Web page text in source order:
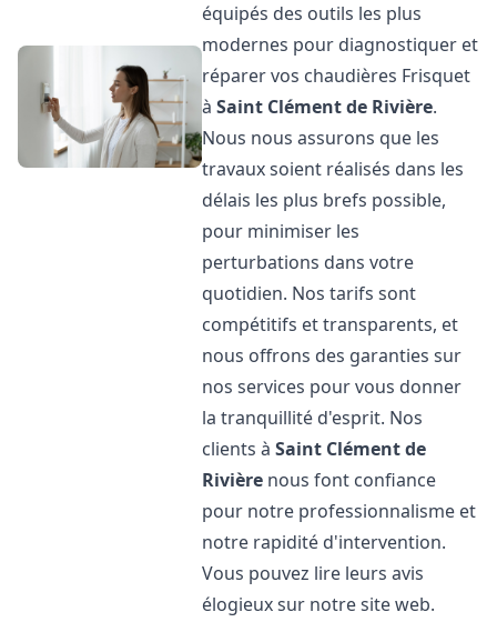
équipés des outils les plus
modernes pour diagnostiquer et
réparer vos chaudières Frisquet
àSaint Clément de Rivière.
Nous nous assurons que les
travaux soient réalisés dans les
délais les plus brefs possible,
pour minimiser les
perturbations dans votre
quotidien. Nos tarifs sont
compétitifs et transparents, et
nous offrons des garanties sur
nos services pour vous donner
la tranquillité d'esprit. Nos
clients àSaint Clément de
Rivière nous font confiance
pour notre professionnalisme et
notre rapidité d'intervention.
Vous pouvez lire leurs avis
élogieux sur notre site web.